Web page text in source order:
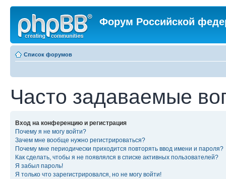
Форум Российской
Список форумов
Часто задаваемые
Вход на конференцию и регистрация
Почему я не могу войти?
Зачем мне вообще нужно регистрироваться?
Почему мне периодически приходится повторять ввод имени и пароля?
Как сделать, чтобы я не появлялся в списке активных пользователей?
Я забыл пароль!
Я только что зарегистрировался, но не могу войти!